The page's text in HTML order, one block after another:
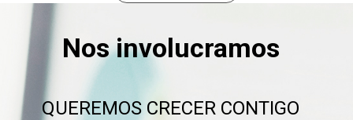
Nos involucramos
QUEREMOS CRECER CONTIGO